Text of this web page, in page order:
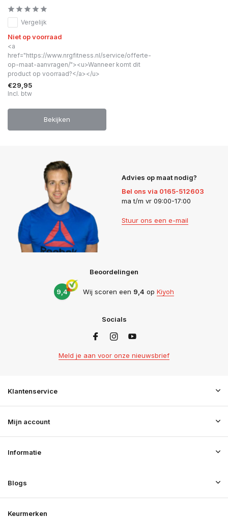
Vergelijk
Niet op voorraad
<a
href="https://www.nrgfitness.nl/service/offerte-
op-maat-aanvragen/"><u>Wanneer komt dit
product op voorraad?</a></u>
€29,95
Incl. btw
Bekijken
Advies op maat nodig?
Bel ons via 0165-512603
ma t/m vr 09:00-17:00
Stuur ons een e-mail
Beoordelingen
9,4 Wij scoren een 9,4 op Kiyoh
Socials
Meld je aan voor onze nieuwsbrief
Klantenservice
Mijn account
Informatie
Blogs
Keurmerken